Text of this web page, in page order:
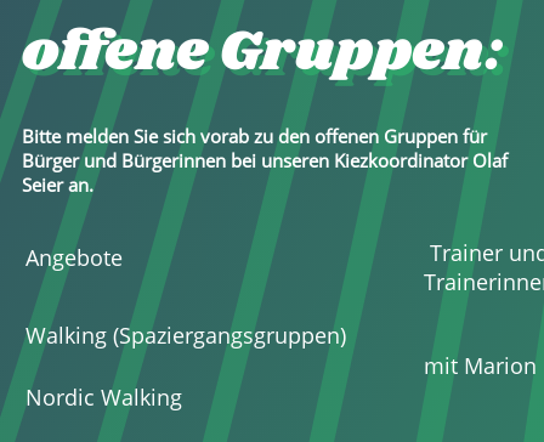
offene Gruppen:
Bitte melden Sie sich vorab zu den offenen Gruppen für
Bürger und Bürgerinnen bei unseren Kiezkoordinator Olaf
Seier an.
Angebote
Trainer
Walking (Spaziergangsgruppen)
Nordic Walking
mit Marion